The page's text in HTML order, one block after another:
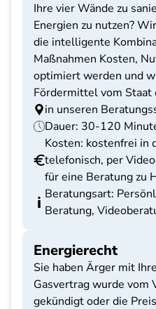
Ihre vier Wände zu
Energien zu nutzen?
die intelligente
Maßnahmen Kosten,
optimiert werden und
Fördermittel vom Staat
in unseren
Dauer: 30-120
Kosten: kostenfrei in
telefonisch, per
für eine Beratung zu
Beratungsart:
Beratung,
Energierecht
Sie haben Ärger mit
Gasvertrag wurde vom
gekündigt oder die